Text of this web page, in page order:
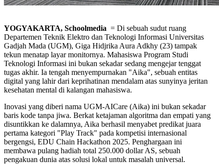
YOGYAKARTA, Schoolmedia = Di sebuah sudut ruang
Departemen Teknik Elektro dan Teknologi Informasi Universitas
Gadjah Mada (UGM), Giga Hidjrika Aura Adkhy (23) tampak
tekun menatap layar monitornya. Mahasiswa Program Studi
Teknologi Informasi ini bukan sekadar sedang mengejar tenggat
tugas akhir. Ia tengah menyempurnakan "Aika", sebuah entitas
digital yang lahir dari keprihatinan mendalam atas sunyinya jeritan
kesehatan mental di kalangan mahasiswa.
Inovasi yang diberi nama UGM-AICare (Aika) ini bukan sekadar
baris kode tanpa jiwa. Berkat ketajaman algoritma dan empati yang
disuntikkan ke dalamnya, Aika berhasil menyabet predikat juara
pertama kategori "Play Track" pada kompetisi internasional
bergengsi, EDU Chain Hackathon 2025. Penghargaan ini
membawa pulang hadiah total 250.000 dollar AS, sebuah
pengakuan dunia atas solusi lokal untuk masalah universal.